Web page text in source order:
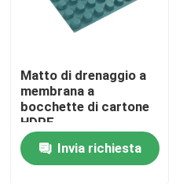
Controllo di qualità
Contattaci
Matto di drenaggio a
membrana a
bocchette di cartone
HDPE
Invia richiesta